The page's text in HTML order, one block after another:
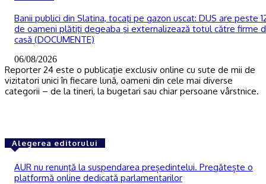
Banii publici din Slatina, tocaţi pe gazon uscat: DUS are peste
de oameni plătiţi degeaba şi externalizează totul către firme
casă (DOCUMENTE)
06/08/2026
Reporter 24 este o publicaţie exclusiv online cu sute de mii de
vizitatori unici în fiecare lună, oameni din cele mai diverse
categorii – de la tineri, la bugetari sau chiar persoane vârstnice.
Alegerea editorului
AUR nu renunţă la suspendarea președintelui. Pregătește o
platformă online dedicată parlamentarilor